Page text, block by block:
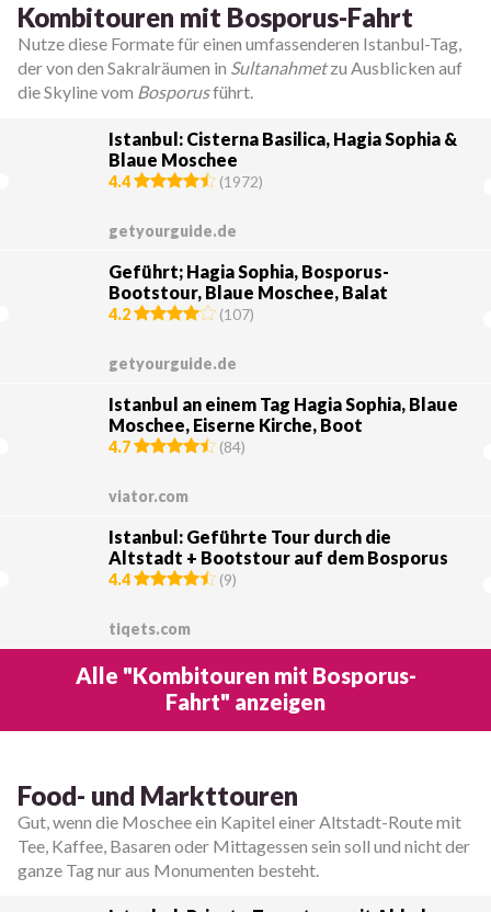
Kombitouren mit Bosporus-Fahrt
Nutze diese Formate für einen umfassenderen Istanbul-Tag,
der von den Sakralräumen in Sultanahmetzu Ausblicken auf
die Skyline vom Bosporusführt.
Istanbul: Cisterna Basilica, Hagia Sophia &
Blaue Moschee
4.4 (1972)
getyourguide.de
Geführt; Hagia Sophia, Bosporus-
Bootstour, Blaue Moschee, Balat
4.2 (107)
getyourguide.de
Istanbul an einem Tag Hagia Sophia, Blaue
Moschee, Eiserne Kirche, Boot
4.7 (84)
viator.com
Istanbul: Geführte Tour durch die
Altstadt + Bootstour auf dem Bosporus
4.4 (9)
tiqets.com
Alle "Kombitouren mit Bosporus-
Fahrt" anzeigen
Food- und Markttouren
Gut, wenn die Moschee ein Kapitel einer Altstadt-Route mit
Tee, Kaffee, Basaren oder Mittagessen sein soll und nicht der
ganze Tag nur aus Monumenten besteht.